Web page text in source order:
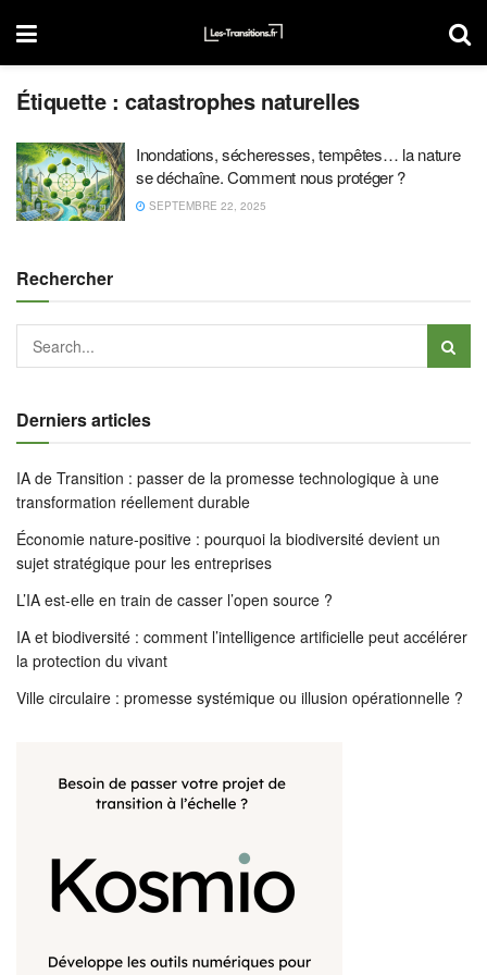
Étiquette :catastrophes naturelles
Inondations, sécheresses, tempêtes… la nature
se déchaîne. Comment nous protéger ?
SEPTEMBRE 22, 2025
Rechercher
Derniers articles
IA de Transition : passer de la promesse technologique à une
transformation réellement durable
Économie nature-positive : pourquoi la biodiversité devient un
sujet stratégique pour les entreprises
L’IA est-elle en train de casser l’open source ?
IA et biodiversité : comment l’intelligence artificielle peut accélérer
la protection du vivant
Ville circulaire : promesse systémique ou illusion opérationnelle ?